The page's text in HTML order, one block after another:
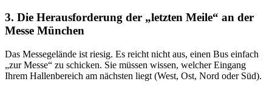
3. Die Herausforderung der „letzten Meile“ an der
Messe München
Das Messegelände ist riesig. Es reicht nicht aus, einen Bus einfach
„zur Messe“ zu schicken. Sie müssen wissen, welcher Eingang
Ihrem Hallenbereich am nächsten liegt (West, Ost, Nord oder Süd).